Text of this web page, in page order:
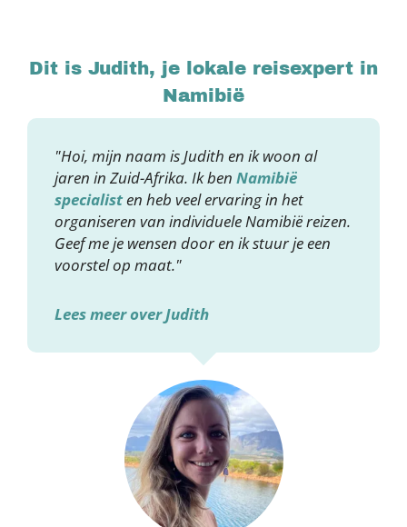
Dit is Judith, je lokale reisexpert in
Namibië
"Hoi, mijn naam is Judith en ik woon al
jaren in Zuid-Afrika. Ik ben Namibië
specialisten heb veel ervaring in het
organiseren van individuele Namibië reizen.
Geef me je wensen door en ik stuur je een
voorstel op maat."
Lees meer over Judith